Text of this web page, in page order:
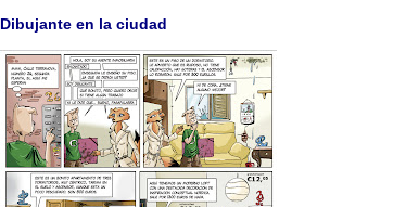
Dibujante en la ciudad